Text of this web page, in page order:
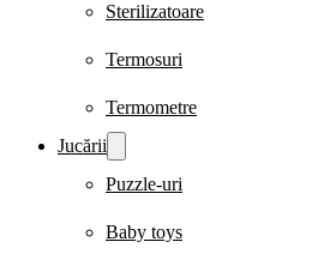
Sterilizatoare
Termosuri
Termometre
Jucării
Puzzle-uri
Baby toys